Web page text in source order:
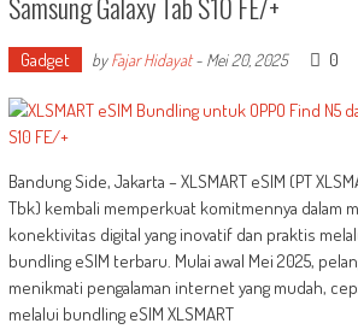
Gadget byFajar Hidayat- Mei 20, 2025 0
Bandung Side, Jakarta – XLSMART eSIM (PT
Tbk) kembali memperkuat komitmennya dalam
konektivitas digital yang inovatif dan praktis
bundling eSIM terbaru. Mulai awal Mei 2025,
menikmati pengalaman internet yang mudah,
melalui bundling eSIM XLSMART